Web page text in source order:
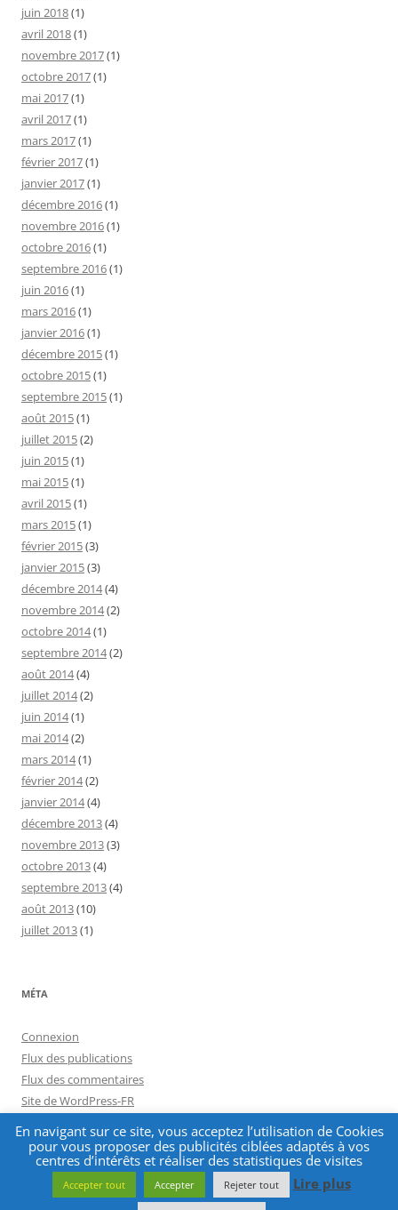
juin 2018(1)
avril 2018(1)
novembre 2017(1)
octobre 2017(1)
mai 2017(1)
avril 2017(1)
mars 2017(1)
février 2017(1)
janvier 2017(1)
décembre 2016(1)
novembre 2016(1)
octobre 2016(1)
septembre 2016(1)
juin 2016(1)
mars 2016(1)
janvier 2016(1)
décembre 2015(1)
octobre 2015(1)
septembre 2015(1)
août 2015(1)
juillet 2015(2)
juin 2015(1)
mai 2015(1)
avril 2015(1)
mars 2015(1)
février 2015(3)
janvier 2015(3)
décembre 2014(4)
novembre 2014(2)
octobre 2014(1)
septembre 2014(2)
août 2014(4)
juillet 2014(2)
juin 2014(1)
mai 2014(2)
mars 2014(1)
février 2014(2)
janvier 2014(4)
décembre 2013(4)
novembre 2013(3)
octobre 2013(4)
septembre 2013(4)
août 2013(10)
juillet 2013(1)
MÉTA
Connexion
Flux des publications
Flux des commentaires
Site de WordPress-FR
En navigant sur ce site, vous acceptez l’utilisation de Cookies
pour vous proposer des publicités ciblées adaptés à vos
centres d’intérêts et réaliser des statistiques de visites
Accepter tout Accepter Rejeter tout Lire plus